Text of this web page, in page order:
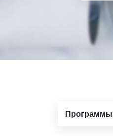
Программы